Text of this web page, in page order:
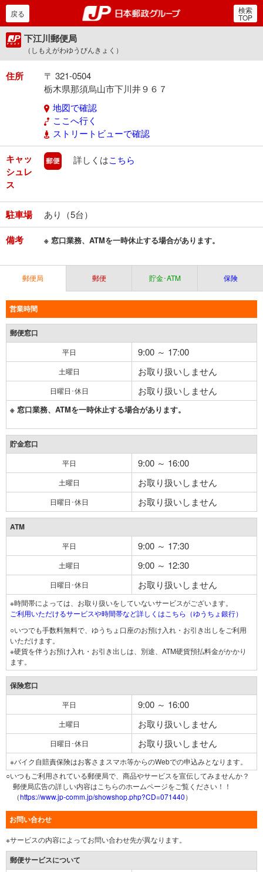
郵便局・日本郵政グルー
戻る 検索
TOP
下江川郵便局
（しもえがわゆうびんきょく）
住所
〒 321-0504
栃木県那須烏山市下川井９６７
地図で確認
ここへ行く
ストリートビューで確認
キャッ
シュレ
ス
郵便
詳しくはこちら
駐車場 あり（5台）
備考 ※ 窓口業務、ATMを一時休止する場合があります。
郵便局 郵便 貯金･ATM 保険
営業時間
郵便窓口
平日 9:00 ～ 17:00
土曜日 お取り扱いしません
日曜日･休日 お取り扱いしません
※ 窓口業務、ATMを一時休止する場合があります。
貯金窓口
平日 9:00 ～ 16:00
土曜日 お取り扱いしません
日曜日･休日 お取り扱いしません
ATM
平日 9:00 ～ 17:30
土曜日 9:00 ～ 12:30
日曜日･休日 お取り扱いしません
※時間帯によっては、お取り扱いをしていないサービスがございます。
ご利用いただけるサービスや時間帯など詳しくはこちら（ゆうちょ銀行）
○いつでも手数料無料で、ゆうちょ口座のお預け入れ・お引き出しをご利用
いただけます。
※硬貨を伴うお預け入れ・お引き出しは、別途、ATM硬貨預払料金がかかり
ます。
保険窓口
平日 9:00 ～ 16:00
土曜日 お取り扱いしません
日曜日･休日 お取り扱いしません
※バイク自賠責保険はお客さまスマホ等からのWebでの申込みとなります。
○いつもご利用されている郵便局で、商品やサービスを宣伝してみませんか？
郵便局広告の詳しい内容はこちらのホームページをご覧ください！！
（https://www.jp-comm.jp/showshop.php?CD=071440）
お問い合わせ
※サービスの内容によってお問い合わせ先が異なります。
郵便サービスについて